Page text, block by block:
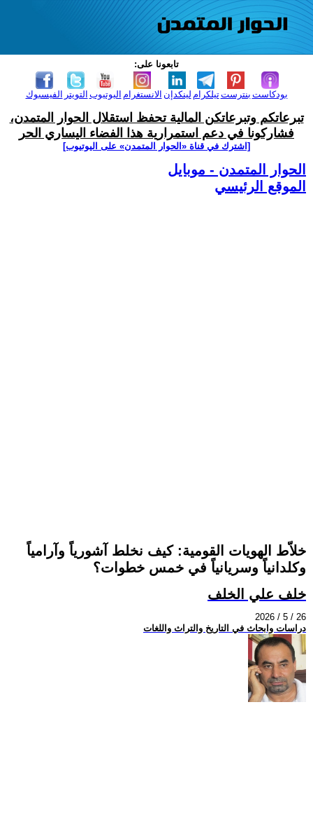
تابعونا على:
الفيسبوك التويتر اليوتيوب الانستغرام لينكدإن تيلكرامبنترست بودكاست
تبرعاتكم وتبرعاتكن المالية تحفظ استقلال الحوار المتمدن،
فشاركونا في دعم استمرارية هذا الفضاء اليساري الحر
[اشترك في قناة ‫«الحوار المتمدن» على اليوتيوب]
الحوار المتمدن - موبايل
الموقع الرئيسي
خلاّط الهويات القومية: كيف نخلط آشورياً وآرامياً
وكلدانياً وسريانياً في خمس خطوات؟
خلف علي الخلف
2026 / 5 / 26
دراسات وابحاث في التاريخ والتراث واللغات